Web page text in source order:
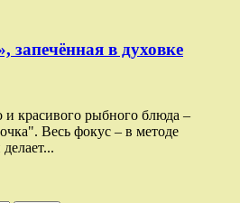
в духовке
и красивого рыбного блюда –
Весь фокус – в методе